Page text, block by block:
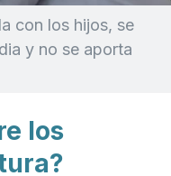
con los hijos, se
y no se aporta
los